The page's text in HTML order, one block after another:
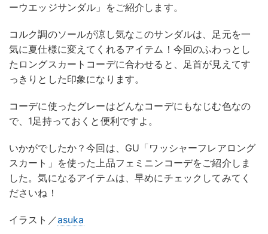
ーウエッジサンダル」をご紹介します。
コルク調のソールが涼し気なこのサンダルは、足元を一
気に夏仕様に変えてくれるアイテム！今回のふわっとし
たロングスカートコーデに合わせると、足首が見えてす
っきりとした印象になります。
コーデに使ったグレーはどんなコーデにもなじむ色なの
で、1足持っておくと便利ですよ。
いかがでしたか？今回は、GU「ワッシャーフレアロング
スカート」を使った上品フェミニンコーデをご紹介しま
した。気になるアイテムは、早めにチェックしてみてく
ださいね！
イラスト／asuka